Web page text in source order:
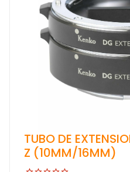
TUBO DE
Z (10MM/16MM)